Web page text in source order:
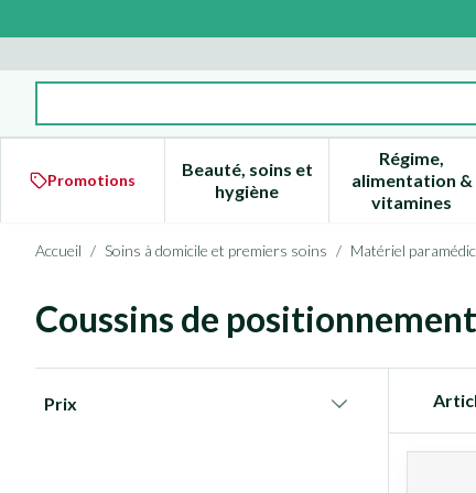
Promotions
Beauté, soins et
hygièneAfficher le sous-menu pour
Régime,
alimentation &
vitamines
Accueil / Soins à domicile et premiers soins / Matériel
Coussins de positionnement
Prix